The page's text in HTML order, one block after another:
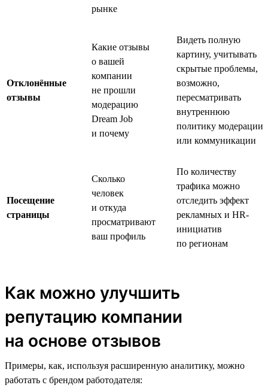
рынке
Отклонённые
отзывы
Какие отзывы
о вашей
компании
не прошли
модерацию
Dream Job
и почему
Видеть полную
картину, учитывать
скрытые проблемы,
возможно,
пересматривать
внутреннюю
политику модерации
или коммуникации
Посещение
страницы
Сколько
человек
и откуда
просматривают
ваш профиль
По количеству
трафика можно
отследить эффект
рекламных и HR-
инициатив
по регионам
Как можно улучшить
репутацию компании
на основе отзывов
Примеры, как, используя расширенную аналитику, можно
работать с брендом работодателя: